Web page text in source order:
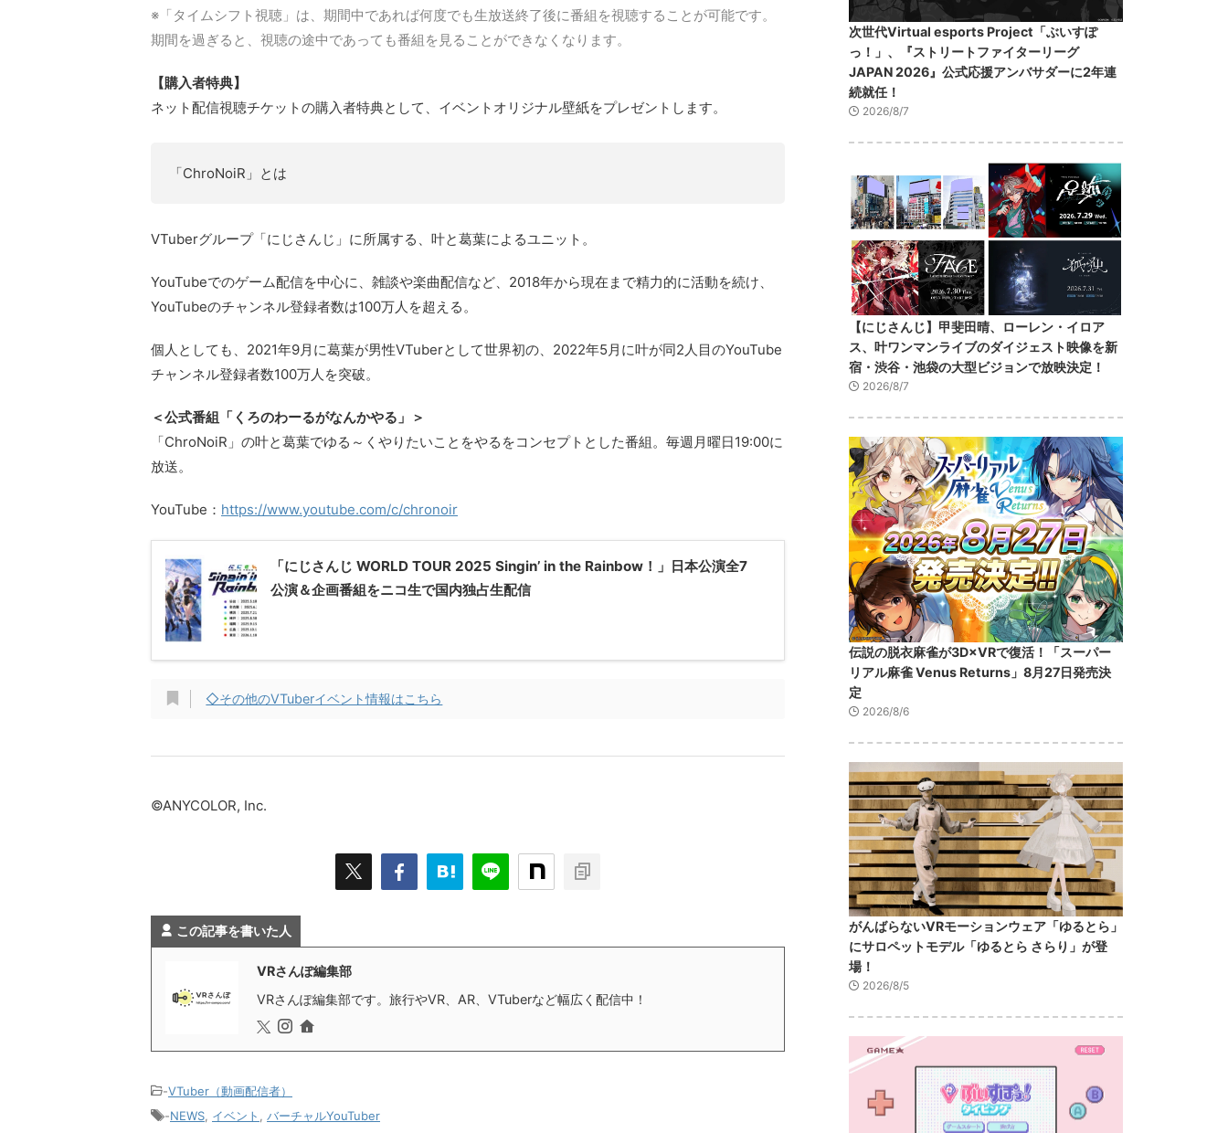
※「タイムシフト視聴」は、期間中であれば何度でも生放送終了後に番組を視聴することが可能です。
期間を過ぎると、視聴の途中であっても番組を見ることができなくなります。
【購入者特典】
ネット配信視聴チケットの購入者特典として、イベントオリジナル壁紙をプレゼントします。
「ChroNoiR」とは
VTuberグループ「にじさんじ」に所属する、叶と葛葉によるユニット。
YouTubeでのゲーム配信を中心に、雑談や楽曲配信など、2018年から現在まで精力的に活動を続け、
YouTubeのチャンネル登録者数は100万人を超える。
個人としても、2021年9月に葛葉が男性VTuberとして世界初の、2022年5月に叶が同2人目のYouTube
チャンネル登録者数100万人を突破。
＜公式番組「くろのわーるがなんかやる」＞
「ChroNoiR」の叶と葛葉でゆる～くやりたいことをやるをコンセプトとした番組。毎週月曜日19:00に
放送。
YouTube： https://www.youtube.com/c/chronoir
「にじさんじ WORLD TOUR 2025 Singin’ in the Rainbow！」日本公演全7
公演＆企画番組をニコ生で国内独占生配信
◇その他のVTuberイベント情報はこちら
©ANYCOLOR, Inc.
この記事を書いた人
VRさんぽ編集部
VRさんぽ編集部です。旅行やVR、AR、VTuberなど幅広く配信中！
-VTuber（動画配信者）
-NEWS, イベント , バーチャルYouTuber
次世代Virtual esports Project「ぶいすぽ
っ！」、『ストリートファイターリーグ
JAPAN 2026』公式応援アンバサダーに2年連
続就任！
2026/8/7
【にじさんじ】甲斐田晴、ローレン・イロア
ス、叶ワンマンライブのダイジェスト映像を新
宿・渋谷・池袋の大型ビジョンで放映決定！
2026/8/7
伝説の脱衣麻雀が3D×VRで復活！「スーパー
リアル麻雀 Venus Returns」8月27日発売決
定
2026/8/6
がんばらないVRモーションウェア「ゆるとら」
にサロペットモデル「ゆるとら さらり」が登
場！
2026/8/5